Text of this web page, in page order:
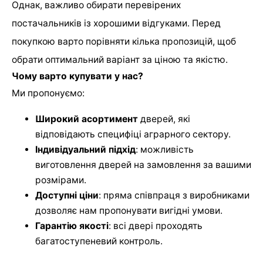
Однак, важливо обирати перевірених
постачальників із хорошими відгуками. Перед
покупкою варто порівняти кілька пропозицій, щоб
обрати оптимальний варіант за ціною та якістю.
Чому варто купувати у нас?
Ми пропонуємо:
Широкий асортимент дверей, які
відповідають специфіці аграрного сектору.
Індивідуальний підхід: можливість
виготовлення дверей на замовлення за вашими
розмірами.
Доступні ціни: пряма співпраця з виробниками
дозволяє нам пропонувати вигідні умови.
Гарантію якості: всі двері проходять
багатоступеневий контроль.